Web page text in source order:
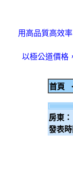
用高品質高效
以極公道價格
首頁
房東：
發表時